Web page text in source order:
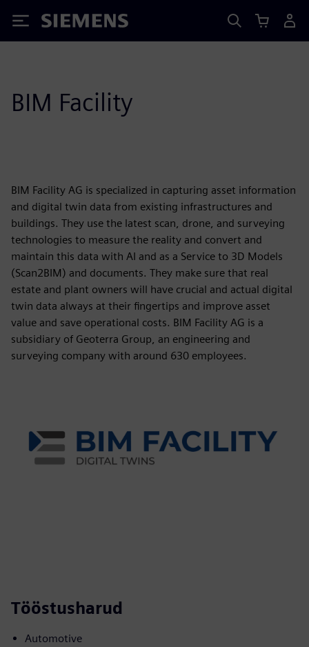
Siemens
BIM Facility
BIM Facility AG is specialized in capturing asset information
and digital twin data from existing infrastructures and
buildings. They use the latest scan, drone, and surveying
technologies to measure the reality and convert and
maintain this data with AI and as a Service to 3D Models
(Scan2BIM) and documents. They make sure that real
estate and plant owners will have crucial and actual digital
twin data always at their fingertips and improve asset
value and save operational costs. BIM Facility AG is a
subsidiary of Geoterra Group, an engineering and
surveying company with around 630 employees.
Tööstusharud
Automotive